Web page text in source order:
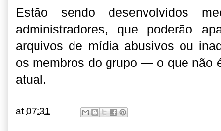
Estão sendo desenvolvidos
administradores, que poderão
arquivos de mídia abusivos ou
os membros do grupo — o que não
atual.
at07:31